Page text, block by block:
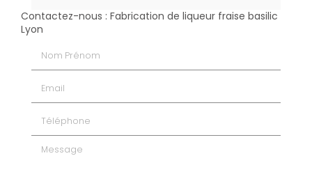
Contactez-nous : Fabrication de liqueur fraise basilic
Lyon
Message